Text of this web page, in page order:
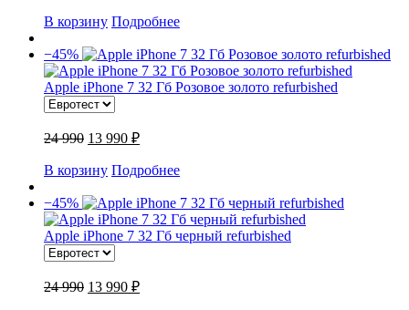
В корзину Подробнее
−45%
Apple iPhone 7 32 Гб Розовое золото refurbished
24 990 13 990 ₽
В корзину Подробнее
−45%
Apple iPhone 7 32 Гб черный refurbished
24 990 13 990 ₽